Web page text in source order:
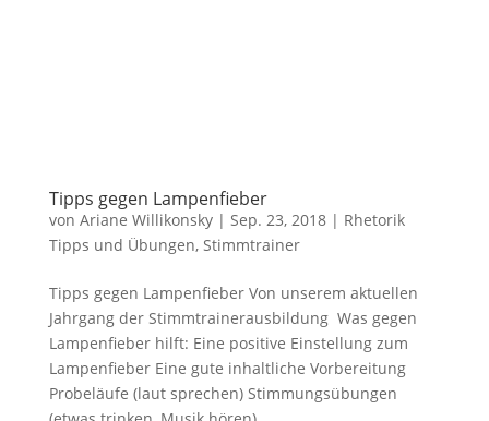
Tipps gegen Lampenfieber
von Ariane Willikonsky| Sep. 23, 2018| Rhetorik
Tipps und Übungen, Stimmtrainer
Tipps gegen Lampenfieber Von unserem aktuellen
Jahrgang der Stimmtrainerausbildung Was gegen
Lampenfieber hilft: Eine positive Einstellung zum
Lampenfieber Eine gute inhaltliche Vorbereitung
Probeläufe (laut sprechen) Stimmungsübungen